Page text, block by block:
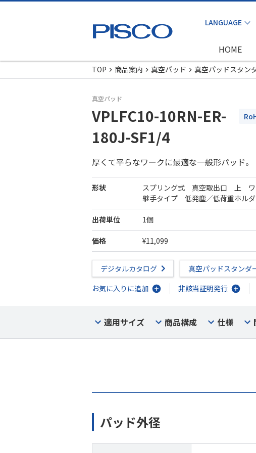
HOME
TOP
商品案内 真空パッド 真空パッドスタン
真空パッド
VPLFC10-10RN-ER-
180J-SF1/4
厚くて平らなワークに最適な一般形パッド。
形状
スプリング式 真空取出口 上 ワ
継手タイプ 低発塵／低荷重ホルダ
出荷単位 1個
価格 ¥11,099
デジタルカタログ 真空パッドスタンダ
お気に入りに追加
非該当証明発行
適用サイズ 商品構成 仕様
パッド外径